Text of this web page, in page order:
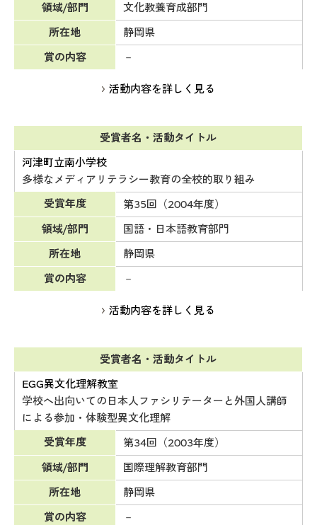
領域/部門
文化教養育成部門
所在地
静岡県
賞の内容
－
活動内容を詳しく見る
受賞者名・活動タイトル
河津町立南小学校
多様なメディアリテラシー教育の全校的取り組み
受賞年度
第35回（2004年度）
領域/部門
国語・日本語教育部門
所在地
静岡県
賞の内容
－
活動内容を詳しく見る
受賞者名・活動タイトル
EGG異文化理解教室
学校へ出向いての日本人ファシリテーターと外国人講師
による参加・体験型異文化理解
受賞年度
第34回（2003年度）
領域/部門
国際理解教育部門
所在地
静岡県
賞の内容
－